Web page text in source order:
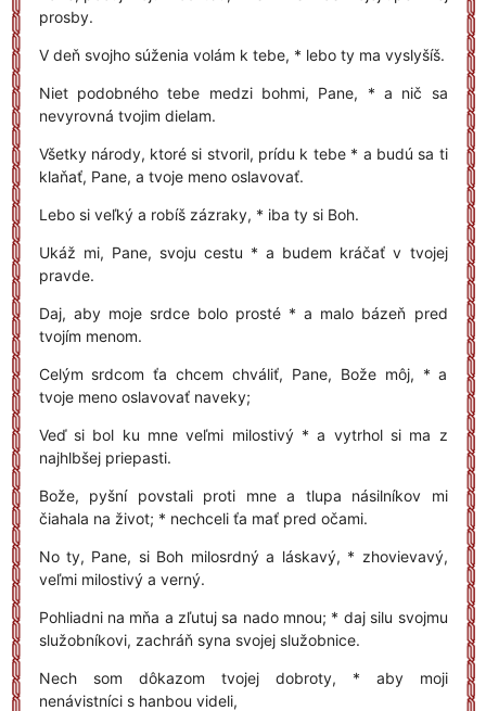
prosby.
V deň svojho súženia volám k tebe, * lebo ty ma vyslyšíš.
Niet podobného tebe medzi bohmi, Pane, * a nič sa
nevyrovná tvojim dielam.
Všetky národy, ktoré si stvoril, prídu k tebe * a budú sa ti
klaňať, Pane, a tvoje meno oslavovať.
Lebo si veľký a robíš zázraky, * iba ty si Boh.
Ukáž mi, Pane, svoju cestu * a budem kráčať v tvojej
pravde.
Daj, aby moje srdce bolo prosté * a malo bázeň pred
tvojím menom.
Celým srdcom ťa chcem chváliť, Pane, Bože môj, * a
tvoje meno oslavovať naveky;
Veď si bol ku mne veľmi milostivý * a vytrhol si ma z
najhlbšej priepasti.
Bože, pyšní povstali proti mne a tlupa násilníkov mi
čiahala na život; * nechceli ťa mať pred očami.
No ty, Pane, si Boh milosrdný a láskavý, * zhovievavý,
veľmi milostivý a verný.
Pohliadni na mňa a zľutuj sa nado mnou; * daj silu svojmu
služobníkovi, zachráň syna svojej služobnice.
Nech som dôkazom tvojej dobroty, * aby moji
nenávistníci s hanbou videli,